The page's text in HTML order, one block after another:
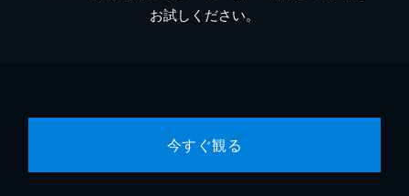
お試しください。
今すぐ観る